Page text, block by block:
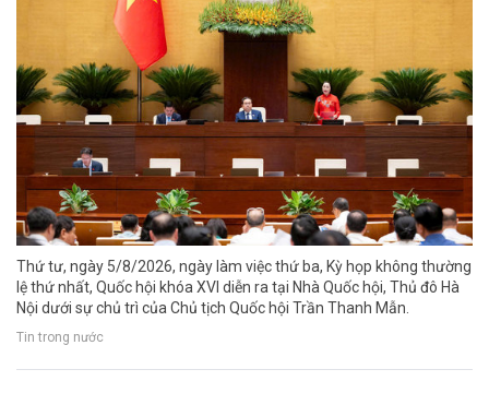
Thứ tư, ngày 5/8/2026, ngày làm việc thứ ba, Kỳ họp không thường
lệ thứ nhất, Quốc hội khóa XVI diễn ra tại Nhà Quốc hội, Thủ đô Hà
Nội dưới sự chủ trì của Chủ tịch Quốc hội Trần Thanh Mẫn.
Tin trong nước